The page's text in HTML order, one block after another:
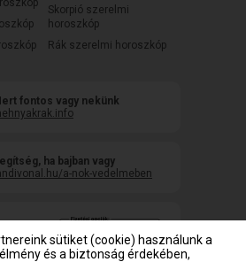
Skorpió szerelmi
horoszkóp
Rák szerelmi horoszkóp
fontos vagy nekünk
ha bajban vagy
a-nok-vedelmeben
sütiket (cookie) használunk a
és a biztonság érdekében,